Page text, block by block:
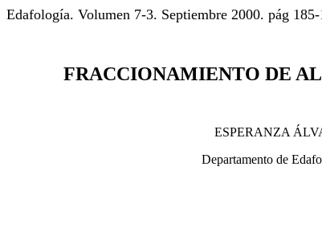
Edafología. Volumen 7-3. Septiembre 2000. pág 185-
FRACCIONAMIENTO DE
ESPERANZA
Departamento de